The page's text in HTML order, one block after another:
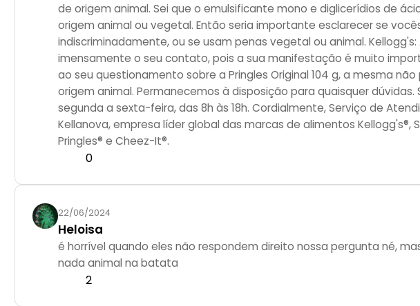
de origem animal. Sei que o emulsificante mono e diglicerídios de
origem animal ou vegetal. Então seria importante esclarecer se
indiscriminadamente, ou se usam penas vegetal ou animal.
imensamente o seu contato, pois a sua manifestação é muito
ao seu questionamento sobre a Pringles Original 104 g, a mesma
origem animal. Permanecemos à disposição para quaisquer dúvidas.
segunda a sexta-feira, das 8h às 18h. Cordialmente, Serviço de
Kellanova, empresa líder global das marcas de alimentos Kellogg's®,
Pringles® e Cheez-It®.
0
22/06/2024
Heloisa
é horrível quando eles não respondem direito nossa pergunta né,
nada animal na batata
2